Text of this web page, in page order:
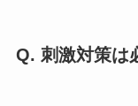
Q. 刺激対策は